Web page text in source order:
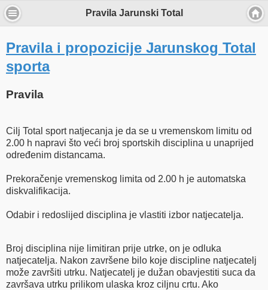
Pravila Jarunski Total
Pravila i propozicije Jarunskog Total
sporta
Pravila
Cilj Total sport natjecanja je da se u vremenskom limitu od
2.00 h napravi što veći broj sportskih disciplina u unaprijed
određenim distancama.
Prekoračenje vremenskog limita od 2.00 h je automatska
diskvalifikacija.
Odabir i redoslijed disciplina je vlastiti izbor natjecatelja.
Broj disciplina nije limitiran prije utrke, on je odluka
natjecatelja. Nakon završene bilo koje discipline natjecatelj
može završiti utrku. Natjecatelj je dužan obavjestiti suca da
završava utrku prilikom ulaska kroz ciljnu crtu. Ako